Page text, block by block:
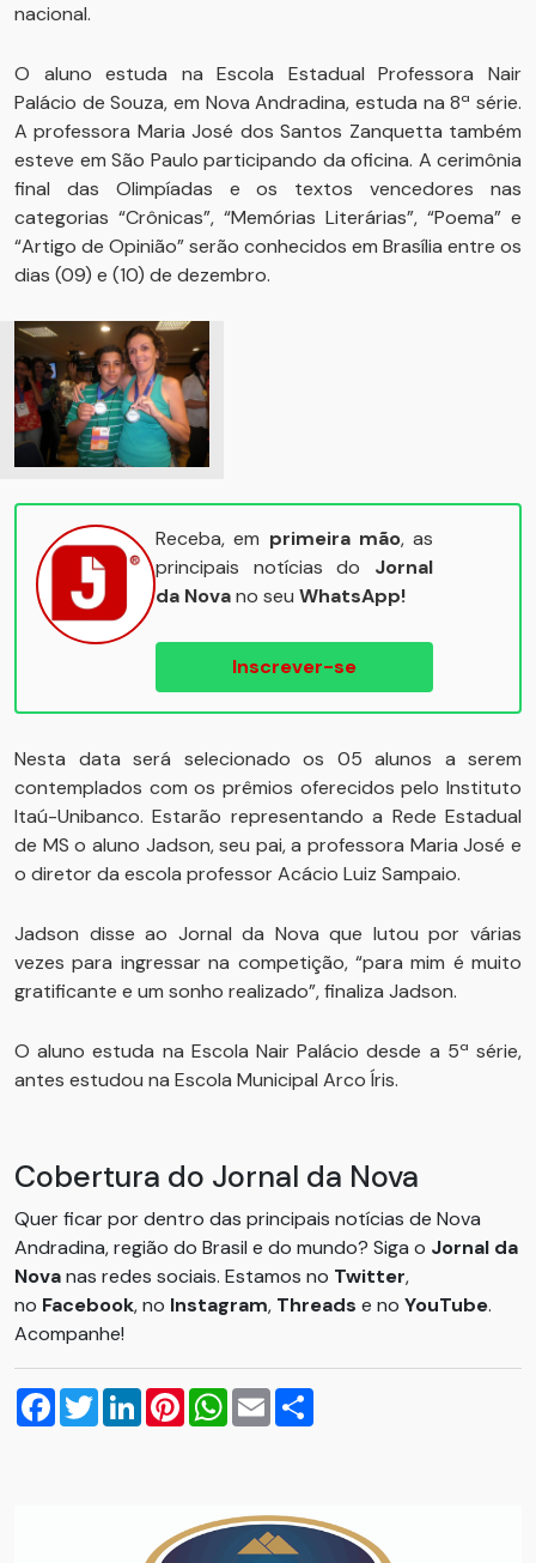
nacional.
O aluno estuda na Escola Estadual Professora Nair
Palácio de Souza, em Nova Andradina, estuda na 8ª série.
A professora Maria José dos Santos Zanquetta também
esteve em São Paulo participando da oficina. A cerimônia
final das Olimpíadas e os textos vencedores nas
categorias “Crônicas”, “Memórias Literárias”, “Poema” e
“Artigo de Opinião” serão conhecidos em Brasília entre os
dias (09) e (10) de dezembro.
Receba, em primeira mão, as
principais notícias do Jornal
da Novano seu WhatsApp!
Inscrever-se
Nesta data será selecionado os 05 alunos a serem
contemplados com os prêmios oferecidos pelo Instituto
Itaú-Unibanco. Estarão representando a Rede Estadual
de MS o aluno Jadson, seu pai, a professora Maria José e
o diretor da escola professor Acácio Luiz Sampaio.
Jadson disse ao Jornal da Nova que lutou por várias
vezes para ingressar na competição, “para mim é muito
gratificante e um sonho realizado”, finaliza Jadson.
O aluno estuda na Escola Nair Palácio desde a 5ª série,
antes estudou na Escola Municipal Arco Íris.
Cobertura do Jornal da Nova
Quer ficar por dentro das principais notícias de Nova
Andradina, região do Brasil e do mundo? Siga o Jornal da
Novanas redes sociais. Estamos no Twitter,
no Facebook, no Instagram, Threads e no YouTube.
Acompanhe!
Facebook
TwitterLinkedInPinterestWhatsApp
Email